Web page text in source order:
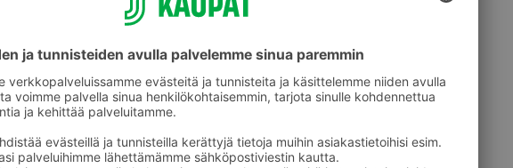
Hiustarvikkeet